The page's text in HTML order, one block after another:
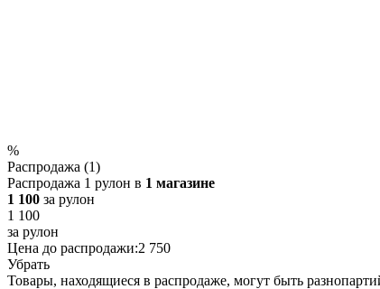
%
Распродажа (1)
Распродажа 1 рулон в 1 магазине
1 100 за рулон
1 100
за рулон
Цена до распродажи:2 750
Убрать
Товары, находящиеся в распродаже, могут быть